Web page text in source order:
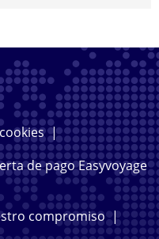
|
de pago Easyvoyage
compromiso|